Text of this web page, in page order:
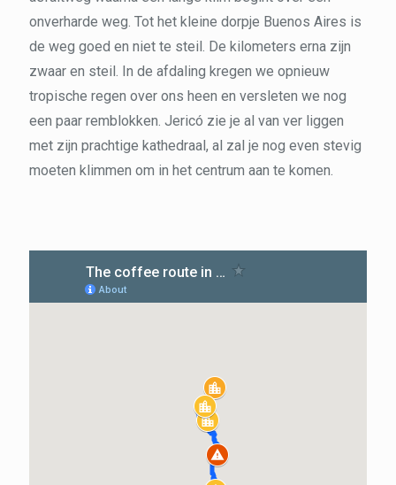
onverharde weg. Tot het kleine dorpje Buenos Aires is
de weg goed en niet te steil. De kilometers erna zijn
zwaar en steil. In de afdaling kregen we opnieuw
tropische regen over ons heen en versleten we nog
een paar remblokken. Jericó zie je al van ver liggen
met zijn prachtige kathedraal, al zal je nog even stevig
moeten klimmen om in het centrum aan te komen.